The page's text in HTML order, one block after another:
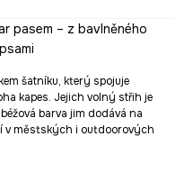
pasem – z bavlněného
šatníku, který spojuje
kapes. Jejich volný střih je
barva jim dodává na
v městských i outdoorových